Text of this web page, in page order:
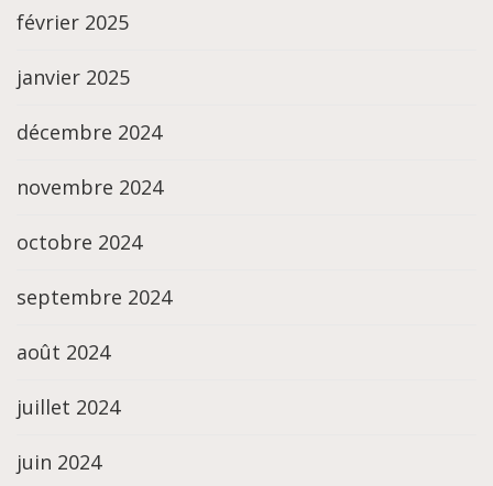
février 2025
janvier 2025
décembre 2024
novembre 2024
octobre 2024
septembre 2024
août 2024
juillet 2024
juin 2024